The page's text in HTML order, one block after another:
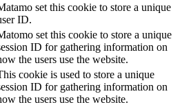
set this cookie to store a unique
ID.
set this cookie to store a unique
ID for gathering information on
the users use the website.
cookie is used to store a unique
ID for gathering information on
the users use the website.